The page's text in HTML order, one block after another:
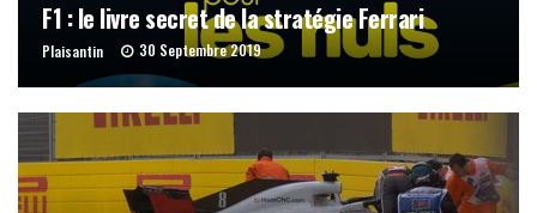
F1 : le livre secret de la stratégie Ferrari
Plaisantin 30 Septembre 2019